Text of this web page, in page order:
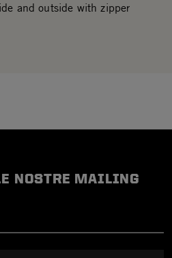
and outside with zipper
NOSTRE MAILING